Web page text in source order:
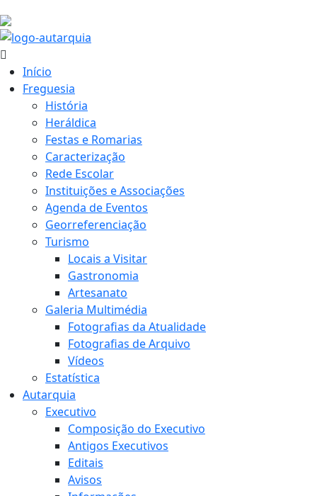
Início
Freguesia
História
Heráldica
Festas e Romarias
Caracterização
Rede Escolar
Instituições e Associações
Agenda de Eventos
Georreferenciação
Turismo
Locais a Visitar
Gastronomia
Artesanato
Galeria Multimédia
Fotografias da Atualidade
Fotografias de Arquivo
Vídeos
Estatística
Autarquia
Executivo
Composição do Executivo
Antigos Executivos
Editais
Avisos